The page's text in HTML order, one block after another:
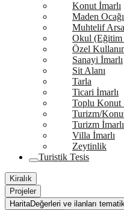
Konut İmarlı
Maden Ocağı
Muhtelif Arsa
Okul (Eğitim
Özel
Sanayi İmarlı
Sit Alanı
Tarla
Ticari İmarlı
Toplu Konut
Turizm/
Turizm İmarlı
Villa İmarlı
Zeytinlik
Turistik Tesis
Kiralık
Projeler
HaritaDeğerleri ve ilanları